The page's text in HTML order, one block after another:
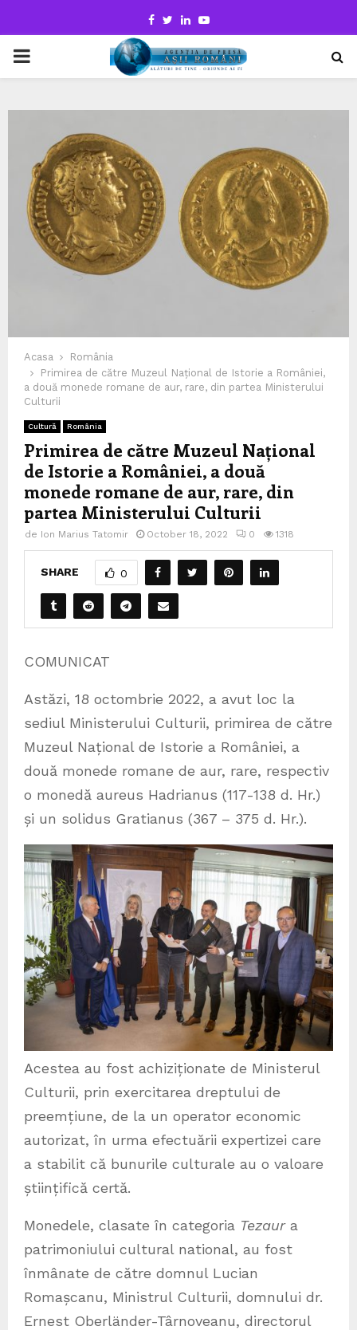
Facebook
TwitterLinkedinYoutube
PRIMARY
Acasa
România
Primirea de către Muzeul Național de Istorie a României,
a două monede romane de aur, rare, din partea Ministerului
Culturii
Cultură România
Primirea de către Muzeul Național
de Istorie a României, a două
monede romane de aur, rare, din
partea Ministerului Culturii
de Ion Marius Tatomir October 18, 2022 0 1318
SHARE 0
COMUNICAT
Astăzi, 18 octombrie 2022, a avut loc la
sediul Ministerului Culturii, primirea de către
Muzeul Național de Istorie a României, a
două monede romane de aur, rare, respectiv
o monedă aureus Hadrianus (117-138 d. Hr.)
și un solidus Gratianus (367 – 375 d. Hr.).
Acestea au fost achiziționate de Ministerul
Culturii, prin exercitarea dreptului de
preemțiune, de la un operator economic
autorizat, în urma efectuării expertizei care
a stabilit că bunurile culturale au o valoare
științifică certă.
Monedele, clasate în categoria Tezaura
patrimoniului cultural national, au fost
înmânate de către domnul Lucian
Romașcanu, Ministrul Culturii, domnului dr.
Ernest Oberländer-Târnoveanu, directorul